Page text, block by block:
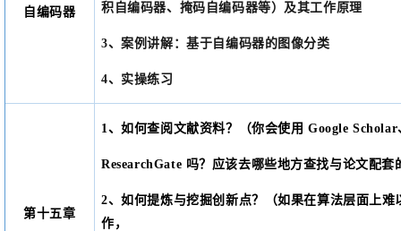
自编码器 积自编码器、掩码自编码器等）及其工作原理
3、案例讲解 ：基于自编码器的图像分类
4、实操练习
第十五章
1、如何查阅文献资料？（你会使用 Google
ResearchGate 吗？应该去哪些地方查找与论文配
2、如何提炼与挖掘创新点？（如果在算法层面上难
作，